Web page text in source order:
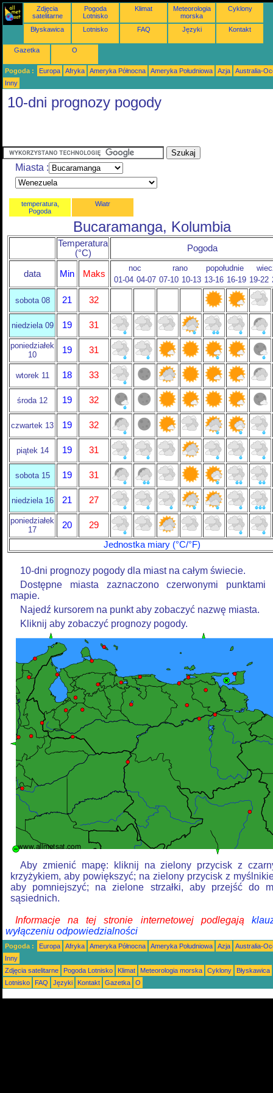
Zdjęcia
satelitarne
Pogoda
Lotnisko
Klimat
Meteorologia
morska
Cyklony
Błyskawica Lotnisko FAQ Języki Kontakt
Gazetka O
Pogoda : Europa Afryka Ameryka Północna Ameryka Południowa Azja
Australia-
Inny
10-dni prognozy pogody
Miasta :
temperatura,
Pogoda
Wiatr
Bucaramanga, Kolumbia
Temperatura
(°C)
Pogoda
data Min Maks
noc rano popołudnie
01-04 04-07 07-10 10-13 13-16 16-19 19-22
sobota 08 21 32
niedziela 09 19 31
poniedziałek
10
19 31
wtorek 11 18 33
środa 12 19 32
czwartek 13 19 32
piątek 14 19 31
sobota 15 19 31
niedziela 16 21 27
poniedziałek
17
20
29
Jednostka miary (°C/°F)
10-dni prognozy pogody dla miast na całym świecie.
Dostępne miasta zaznaczono czerwonymi punktami
mapie.
Najedź kursorem na punkt aby zobaczyć nazwę miasta.
Kliknij aby zobaczyć prognozy pogody.
Aby zmienić mapę: kliknij na zielony przycisk z
krzyżykiem, aby powiększyć; na zielony przycisk z
aby pomniejszyć; na zielone strzałki, aby przejść do
sąsiednich.
Informacje na tej stronie internetowej podlegają
wyłączeniu odpowiedzialności
Pogoda : Europa Afryka Ameryka Północna Ameryka Południowa Azja
Australia-
Inny
Zdjęcia satelitarne
Pogoda Lotnisko Klimat Meteorologia morska Cyklony
Błyskawica
Lotnisko
FAQ Języki Kontakt Gazetka O